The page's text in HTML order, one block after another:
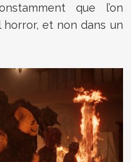
que l’on
horror, et non dans un